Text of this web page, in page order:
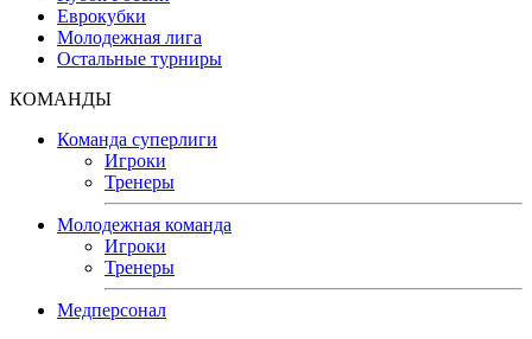
Еврокубки
Молодежная лига
Остальные турниры
КОМАНДЫ
Команда суперлиги
Игроки
Тренеры
Молодежная команда
Игроки
Тренеры
Медперсонал